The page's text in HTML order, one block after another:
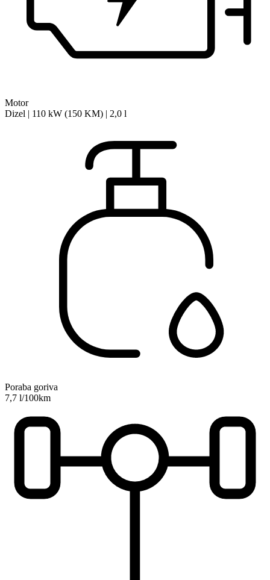
Motor
Dizel | 110 kW (150 KM) | 2,0 l
Poraba goriva
7,7 l/100km